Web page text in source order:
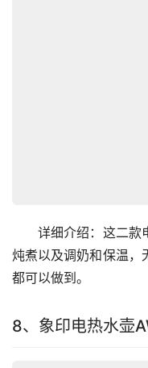
详细介绍：这二款电
炖煮以及调奶和保温，
都可以做到。
8、象印电热水壶